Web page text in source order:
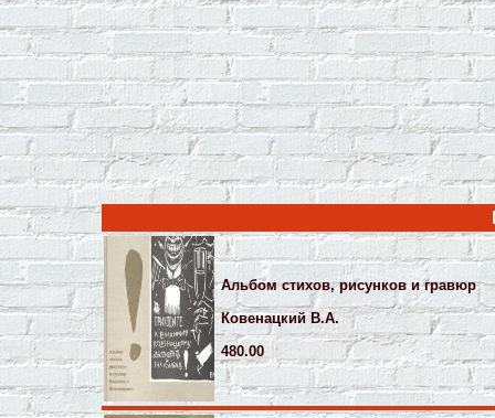
Альбом стихов, рисунков и гравюр
Ковенацкий В.А.
480.00